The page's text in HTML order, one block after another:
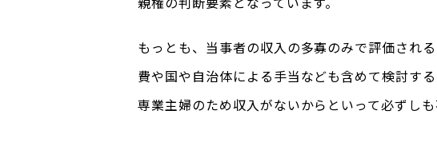
もっとも、当事者の収入の多寡のみで評価され
費や国や自治体による手当なども含めて検討す
専業主婦のため収入がないからといって必ずし